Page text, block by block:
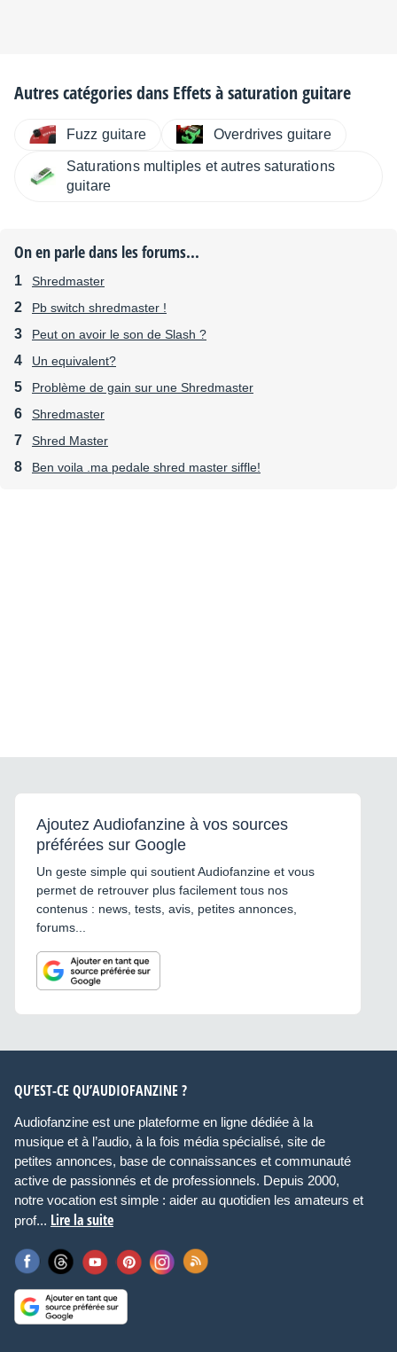
Autres catégories dans Effets à saturation guitare
Fuzz guitare Overdrives guitare
Saturations multiples et autres saturations
guitare
On en parle dans les forums...
Shredmaster
Pb switch shredmaster !
Peut on avoir le son de Slash ?
Un equivalent?
Problème de gain sur une Shredmaster
Shredmaster
Shred Master
Ben voila .ma pedale shred master siffle!
Ajoutez Audiofanzine à vos sources
préférées sur Google
Un geste simple qui soutient Audiofanzine et vous
permet de retrouver plus facilement tous nos
contenus : news, tests, avis, petites annonces,
forums...
QU’EST-CE QU’AUDIOFANZINE ?
Audiofanzine est une plateforme en ligne dédiée à la
musique et à l’audio, à la fois média spécialisé, site de
petites annonces, base de connaissances et communauté
active de passionnés et de professionnels. Depuis 2000,
notre vocation est simple : aider au quotidien les amateurs et
prof... Lire la suite